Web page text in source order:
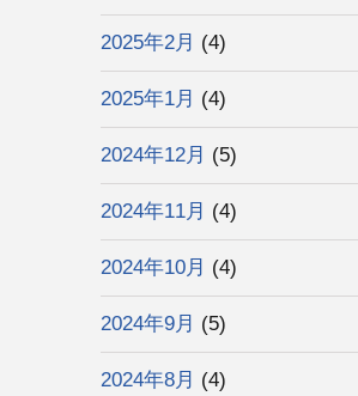
2025年2月 (4)
2025年1月 (4)
2024年12月 (5)
2024年11月 (4)
2024年10月 (4)
2024年9月 (5)
2024年8月 (4)